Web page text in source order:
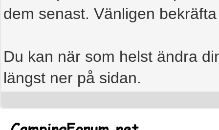
dem senast. Vänligen
Du kan när som helst ändra
längst ner på sidan.